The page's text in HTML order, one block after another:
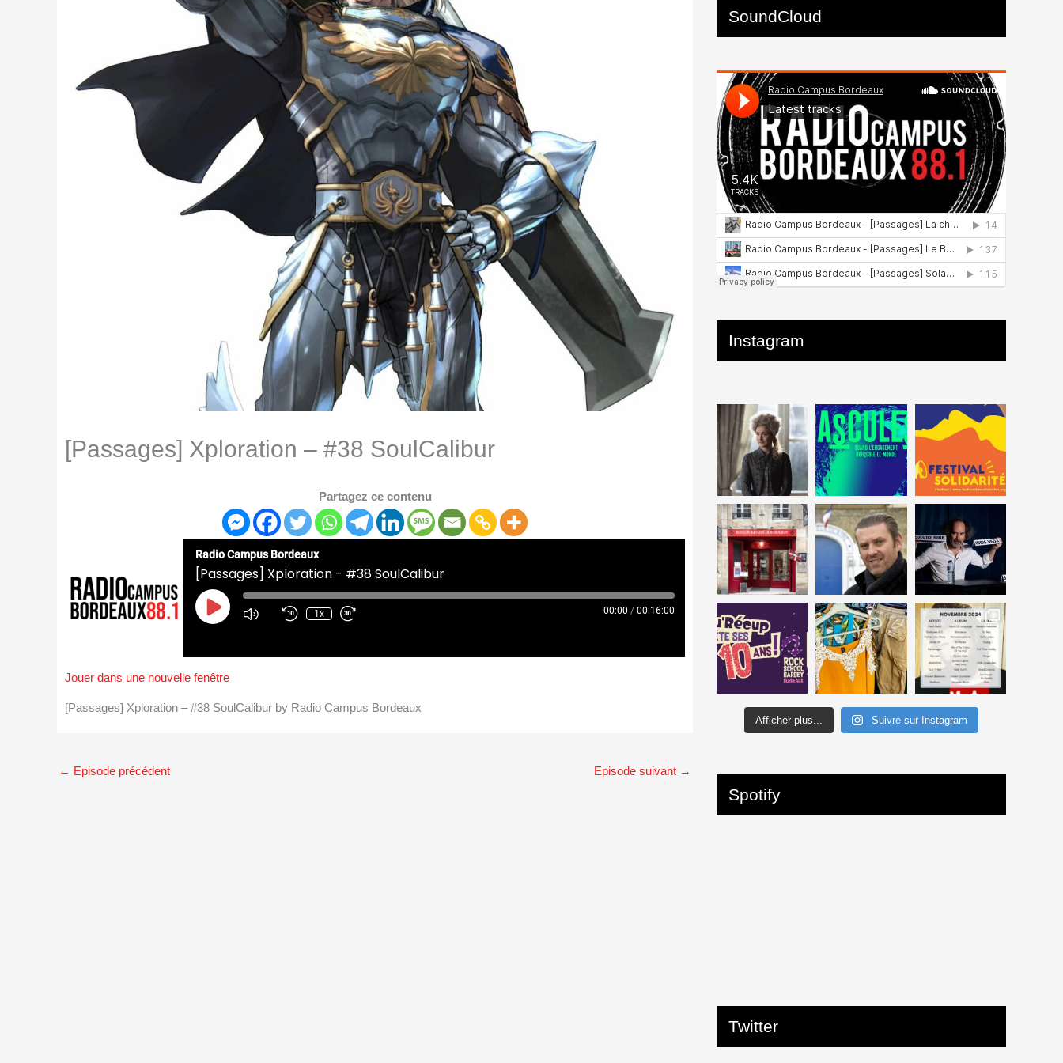
[Passages] Xploration – #38 SoulCalibur
Partagez ce contenu
Radio Campus Bordeaux
[Passages] Xploration - #38 SoulCalibur
Play
Episode
1x 00:00 / 00:16:00
Jouer dans une nouvelle fenêtre
[Passages] Xploration – #38 SoulCalibur by Radio Campus Bordeaux
← Episode précédent Episode suivant →
SoundCloud
Instagram
Afficher plus... Suivre sur Instagram
Spotify
Twitter